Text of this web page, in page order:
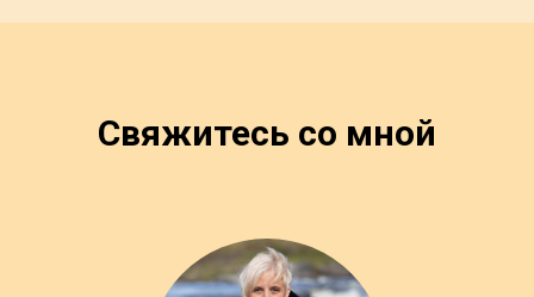
Свяжитесь со мной